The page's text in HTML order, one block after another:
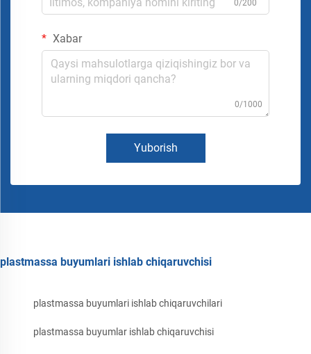
0/200
Xabar
0/1000
Yuborish
plastmassa buyumlari ishlab chiqaruvchisi
plastmassa buyumlari ishlab chiqaruvchilari
plastmassa buyumlar ishlab chiqaruvchisi